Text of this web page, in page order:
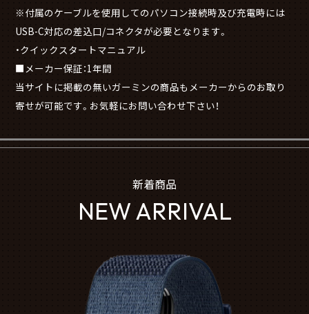
※付属のケーブルを使用してのパソコン接続時及び充電時には
USB-C対応の差込口/コネクタが必要となります。
・クイックスタートマニュアル
■メーカー保証：1年間
当サイトに掲載の無いガーミンの商品もメーカーからのお取り
寄せが可能です。お気軽にお問い合わせ下さい！
新着商品
NEW ARRIVAL